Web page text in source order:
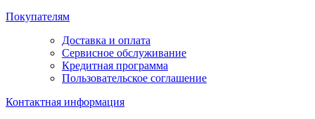
Покупателям
Доставка и оплата
Сервисное обслуживание
Кредитная программа
Пользовательское соглашение
Контактная информация